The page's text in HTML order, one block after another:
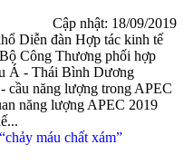
Cập nhật: 18/09/2019
Diễn đàn Hợp tác kinh tế
Công Thương phối hợp
Á - Thái Bình Dương
cầu năng lượng trong APEC
năng lượng APEC 2019